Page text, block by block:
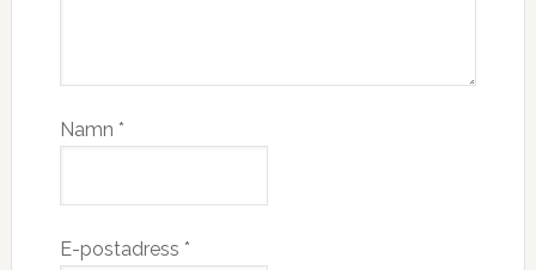
Namn *
E-postadress *